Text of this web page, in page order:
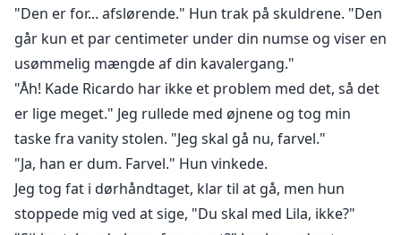
"Den er for... afslørende." Hun trak på skuldrene. "Den
går kun et par centimeter under din numse og viser en
usømmelig mængde af din kavalergang."
"Åh! Kade Ricardo har ikke et problem med det, så det
er lige meget." Jeg rullede med øjnene og tog min
taske fra vanity stolen. "Jeg skal gå nu, farvel."
"Ja, han er dum. Farvel." Hun vinkede.
Jeg tog fat i dørhåndtaget, klar til at gå, men hun
stoppede mig ved at sige, "Du skal med Lila, ikke?"